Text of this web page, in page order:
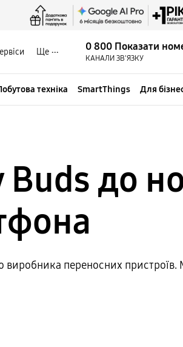
Ще 0 800 Показати
КАНАЛИ ЗВ'ЯЗКУ
техніка SmartThings Для
до
виробника переносних пристроїв.